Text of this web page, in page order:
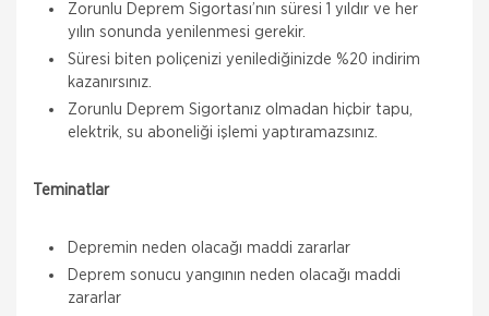
Zorunlu Deprem Sigortası’nın süresi 1 yıldır ve her
yılın sonunda yenilenmesi gerekir.
Süresi biten poliçenizi yenilediğinizde %20 indirim
kazanırsınız.
Zorunlu Deprem Sigortanız olmadan hiçbir tapu,
elektrik, su aboneliği işlemi yaptıramazsınız.
Teminatlar
Depremin neden olacağı maddi zararlar
Deprem sonucu yangının neden olacağı maddi
zararlar